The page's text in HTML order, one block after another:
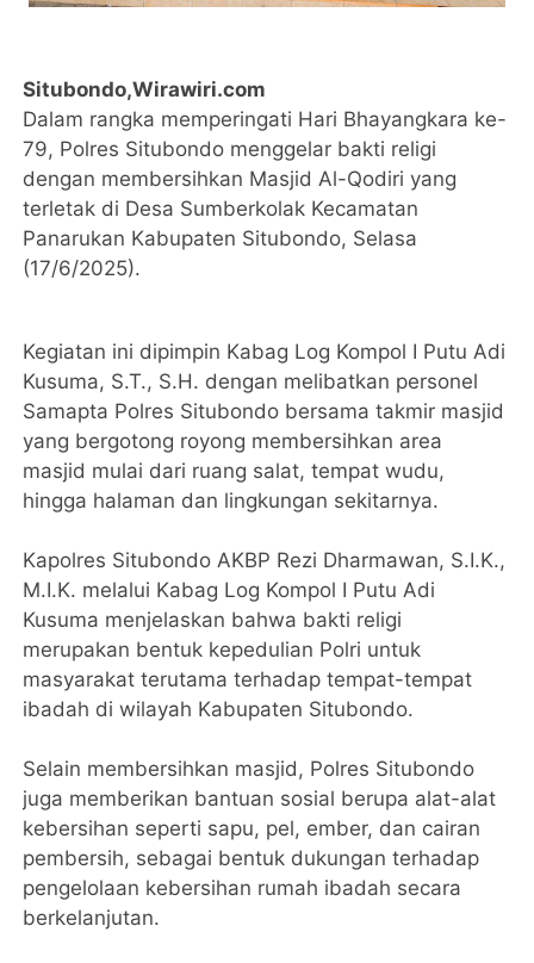
Situbondo,Wirawiri.com
Dalam rangka memperingati Hari Bhayangkara ke-
79, Polres Situbondo menggelar bakti religi
dengan membersihkan Masjid Al-Qodiri yang
terletak di Desa Sumberkolak Kecamatan
Panarukan Kabupaten Situbondo, Selasa
(17/6/2025).
Kegiatan ini dipimpin Kabag Log Kompol I Putu Adi
Kusuma, S.T., S.H. dengan melibatkan personel
Samapta Polres Situbondo bersama takmir masjid
yang bergotong royong membersihkan area
masjid mulai dari ruang salat, tempat wudu,
hingga halaman dan lingkungan sekitarnya.
Kapolres Situbondo AKBP Rezi Dharmawan, S.I.K.,
M.I.K. melalui Kabag Log Kompol I Putu Adi
Kusuma menjelaskan bahwa bakti religi
merupakan bentuk kepedulian Polri untuk
masyarakat terutama terhadap tempat-tempat
ibadah di wilayah Kabupaten Situbondo.
Selain membersihkan masjid, Polres Situbondo
juga memberikan bantuan sosial berupa alat-alat
kebersihan seperti sapu, pel, ember, dan cairan
pembersih, sebagai bentuk dukungan terhadap
pengelolaan kebersihan rumah ibadah secara
berkelanjutan.